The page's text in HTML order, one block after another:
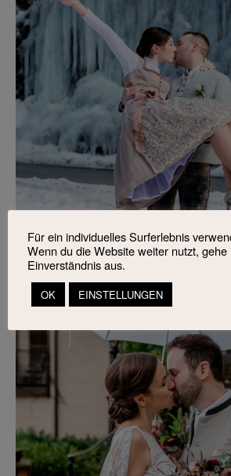
Für ein individuelles Surferlebnis
Wenn du die Website weiter nutzt, gehe
Einverständnis aus.
OK EINSTELLUNGEN